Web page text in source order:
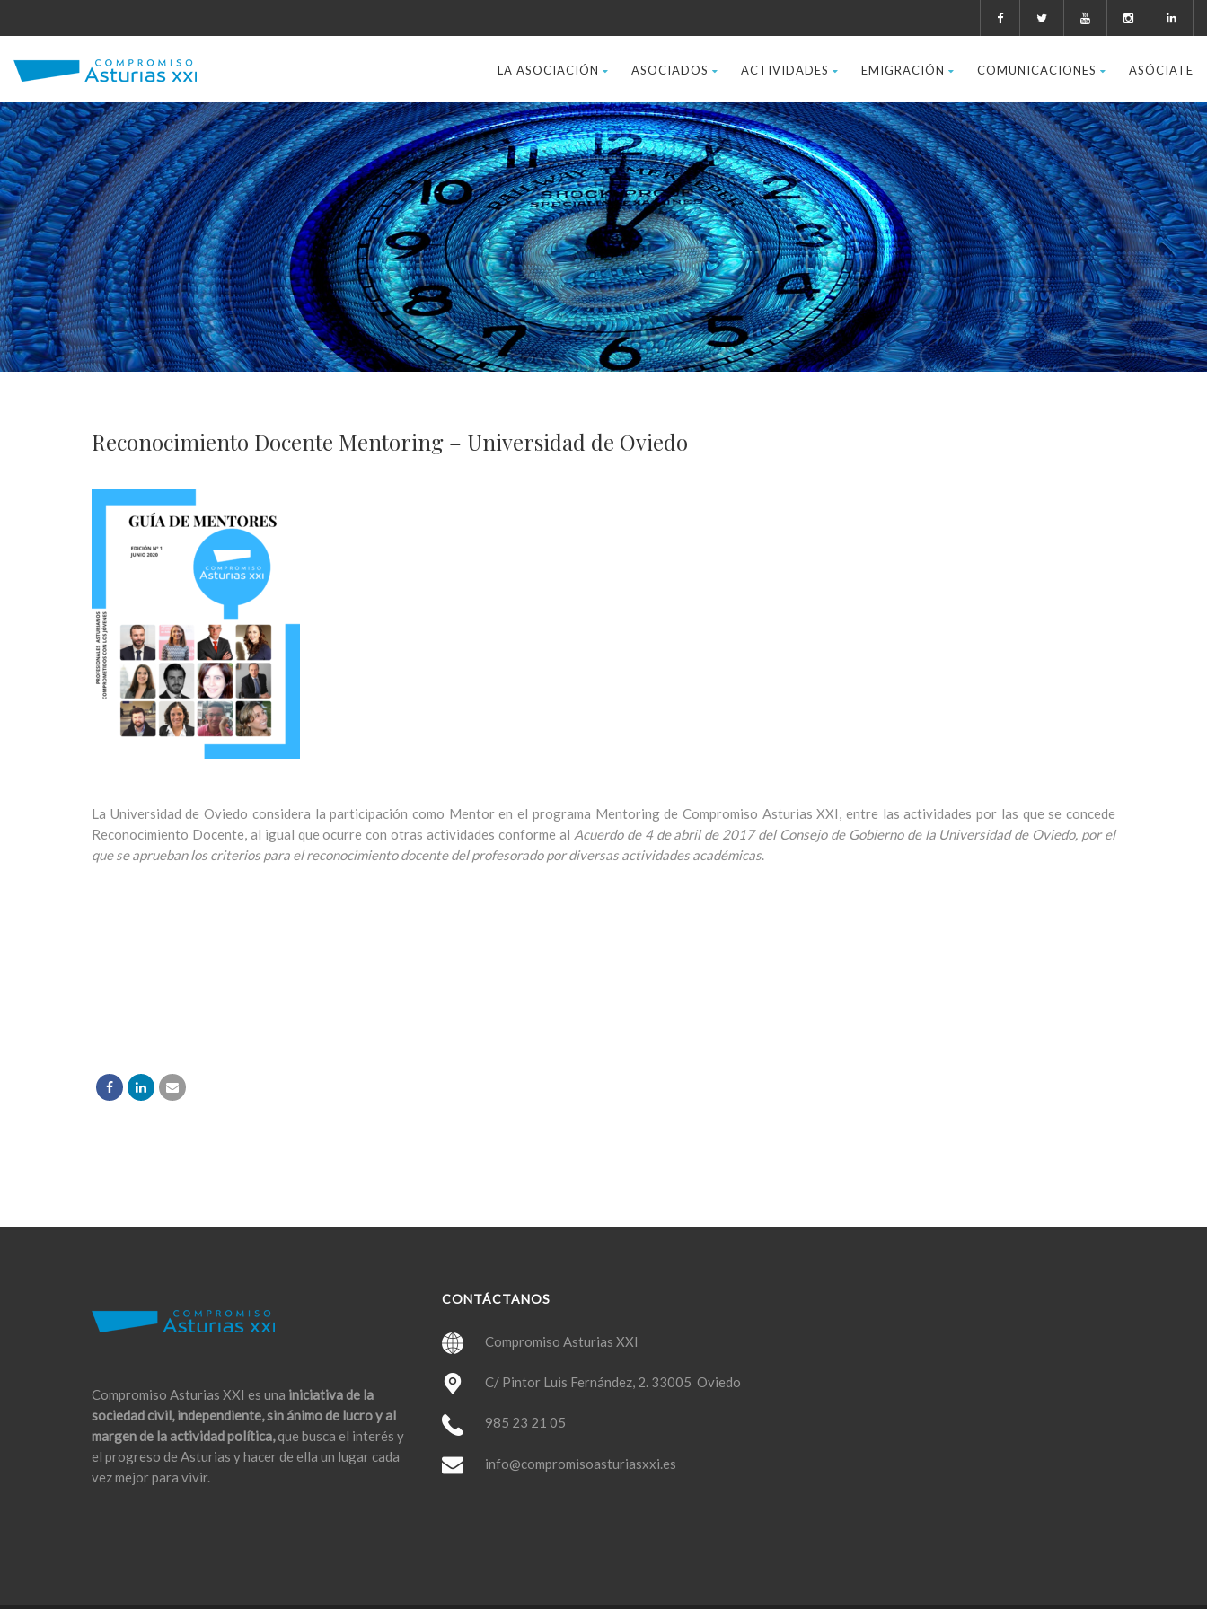
LA ASOCIACIÓN ASOCIADOS ACTIVIDADES EMIGRACIÓN COMUNICACIONES ASÓCIATE
Reconocimiento Docente Mentoring – Universidad de Oviedo
La Universidad de Oviedo considera la participación como Mentor en el programa Mentoring de Compromiso Asturias XXI, entre las actividades por las que se concede
Reconocimiento Docente, al igual que ocurre con otras actividades conforme al Acuerdo de 4 de abril de 2017 del Consejo de Gobierno de la Universidad de Oviedo, por el
que se aprueban los criterios para el reconocimiento docente del profesorado por diversas actividades académicas.
Compromiso Asturias XXI es una iniciativa de la
sociedad civil, independiente, sin ánimo de lucro y al
margen de la actividad política,que busca el interés y
el progreso de Asturias y hacer de ella un lugar cada
vez mejor para vivir.
CONTÁCTANOS
Compromiso Asturias XXI
C/ Pintor Luis Fernández, 2. 33005 Oviedo
985 23 21 05
info@compromisoasturiasxxi.es